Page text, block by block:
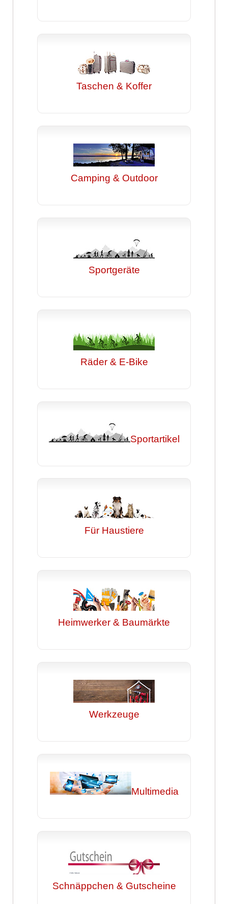
Taschen & Koffer
Camping & Outdoor
Sportgeräte
Räder & E-Bike
Sportartikel
Für Haustiere
Heimwerker & Baumärkte
Werkzeuge
Multimedia
Schnäppchen & Gutscheine